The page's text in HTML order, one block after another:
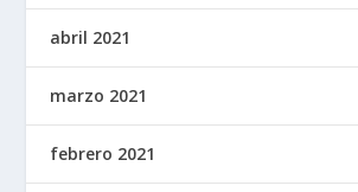
abril 2021
marzo 2021
febrero 2021